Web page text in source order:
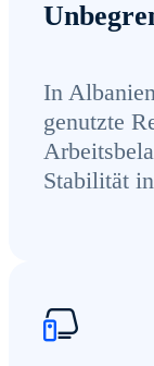
In
genutzte
Stabilität